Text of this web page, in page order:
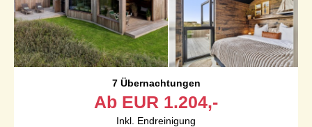
7 Übernachtungen
Ab EUR 1.204,-
Inkl. Endreinigung